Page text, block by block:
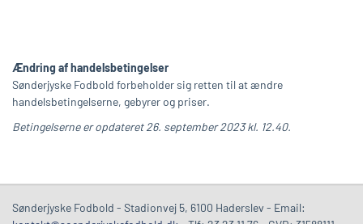
Ændring af handelsbetingelser
Sønderjyske Fodbold forbeholder sig retten til at ændre
handelsbetingelserne, gebyrer og priser.
Betingelserne er opdateret 26. september 2023 kl. 12.40.
Sønderjyske Fodbold - Stadionvej 5, 6100 Haderslev - Email: